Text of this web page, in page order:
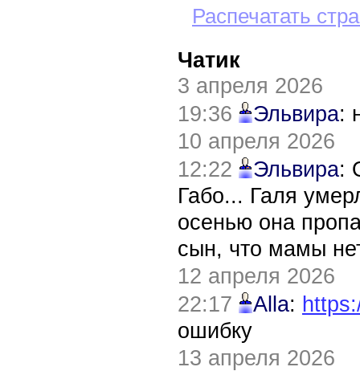
Распечатать
Чатик
3 апреля 2026
19:36
Эльвира:
10 апреля 2026
12:22
Эльвира:
Габо... Галя
осенью она
сын, что мамы
12 апреля 2026
22:17
Alla:
ошибку
13 апреля 2026